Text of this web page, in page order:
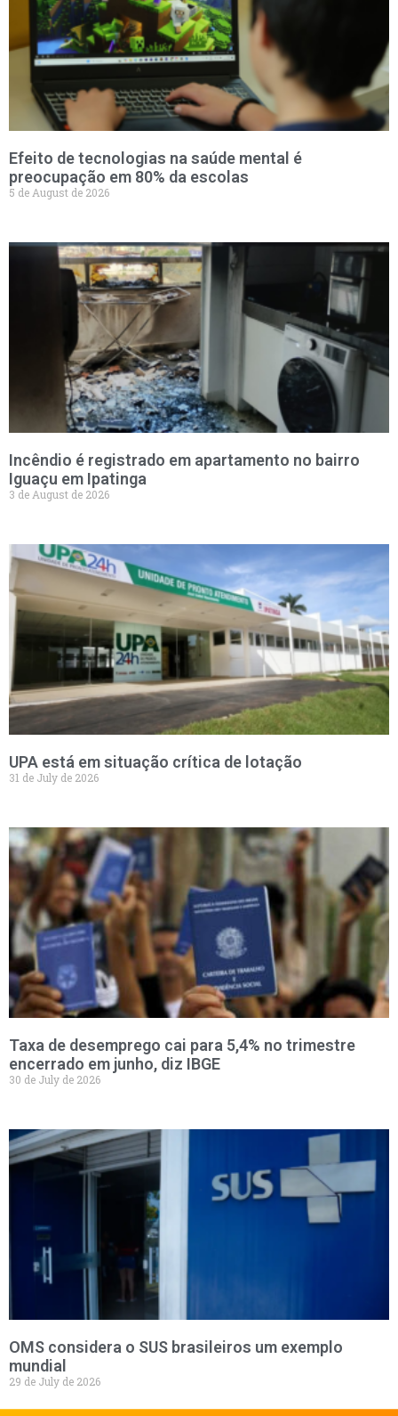
Efeito de tecnologias na saúde mental é
preocupação em 80% da escolas
5 de August de 2026
Incêndio é registrado em apartamento no bairro
Iguaçu em Ipatinga
3 de August de 2026
UPA está em situação crítica de lotação
31 de July de 2026
Taxa de desemprego cai para 5,4% no trimestre
encerrado em junho, diz IBGE
30 de July de 2026
OMS considera o SUS brasileiros um exemplo
mundial
29 de July de 2026